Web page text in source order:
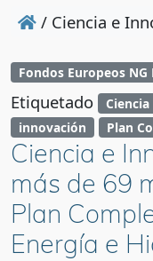
/ Ciencia e
Fondos Europeos NG
Etiquetado Ciencia
innovación
Plan
Ciencia e
más de 69
Plan
Energía e